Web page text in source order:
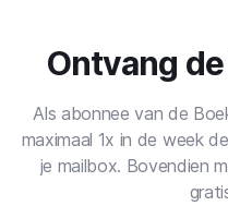
Ontvang
Als abonnee van de
maximaal 1x in de week
je mailbox. Bovendien